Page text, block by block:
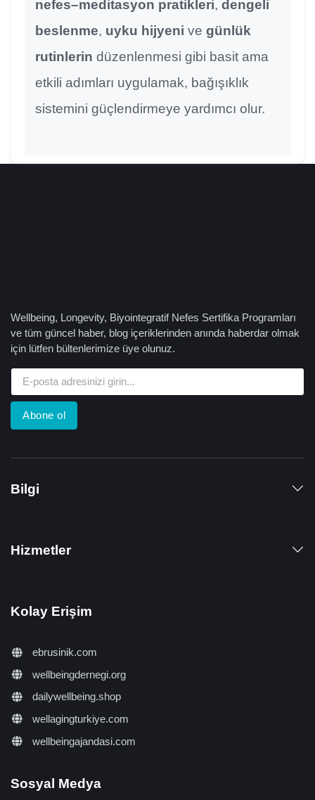
nefes–meditasyon pratikleri, dengeli
beslenme, uyku hijyeni ve günlük
rutinlerin düzenlenmesi gibi basit ama
etkili adımları uygulamak, bağışıklık
sistemini güçlendirmeye yardımcı olur.
Wellbeing, Longevity, Biyointegratif Nefes Sertifika Programları
ve tüm güncel haber, blog içeriklerinden anında haberdar olmak
için lütfen bültenlerimize üye olunuz.
Abone ol
Bilgi
Hizmetler
Kolay Erişim
ebrusinik.com
wellbeingdernegi.org
dailywellbeing.shop
wellagingturkiye.com
wellbeingajandasi.com
Sosyal Medya